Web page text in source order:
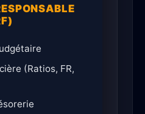
(Ratios, FR,